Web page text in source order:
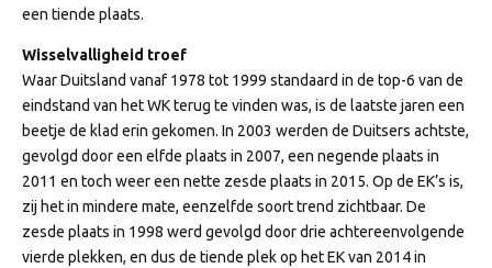
een tiende plaats.
Wisselvalligheid troef
Waar Duitsland vanaf 1978 tot 1999 standaard in de top-6 van de
eindstand van het WK terug te vinden was, is de laatste jaren een
beetje de klad erin gekomen. In 2003 werden de Duitsers achtste,
gevolgd door een elfde plaats in 2007, een negende plaats in
2011 en toch weer een nette zesde plaats in 2015. Op de EK’s is,
zij het in mindere mate, eenzelfde soort trend zichtbaar. De
zesde plaats in 1998 werd gevolgd door drie achtereenvolgende
vierde plekken, en dus de tiende plek op het EK van 2014 in